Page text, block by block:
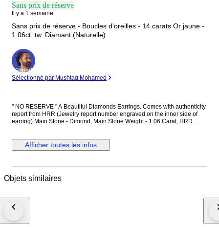
Sans prix de réserve
Il y a 1 semaine
Sans prix de réserve - Boucles d'oreilles - 14 carats Or jaune -
1.06ct. tw. Diamant (Naturelle)
Expert
Sélectionné par Mushtaq Mohamed
" NO RESERVE " A Beautiful Diamonds Earrings. Comes with authenticity
report from HRR (Jewelry report number engraved on the inner side of
earring) Main Stone - Dimond, Main Stone Weight - 1.06 Carat, HRD
Afficher toutes les infos
Objets similaires